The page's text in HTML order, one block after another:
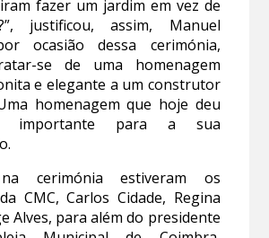
fazer um jardim em vez de
justificou, assim, Manuel
ocasião dessa cerimónia,
se de uma homenagem
e elegante a um construtor
homenagem que hoje deu
importante para a sua
cerimónia estiveram os
CMC, Carlos Cidade, Regina
Alves, para além do presidente